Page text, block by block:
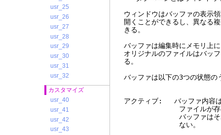
usr_25
usr_26
usr_27
usr_28
usr_29
usr_30
usr_31
usr_32
カスタマイズ
usr_40
usr_41
usr_42
usr_43
ウィンドウはバッファの表示
開くことができるし、異なる
きる。
バッファは編集時にメモリ上
オリジナルのファイルはバッ
る。
バッファは以下の3つの状態の
アクティブ: バッファ内容は
ファイルが存在する場
バッファはそれ以降編
ない。